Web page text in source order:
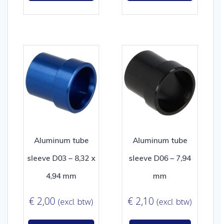
Aluminum tube
sleeve D03 – 8,32 x
4,94 mm
€ 2,00 (excl. btw)
Aluminum tube
sleeve D06 – 7,94
mm
€ 2,10 (excl. btw)